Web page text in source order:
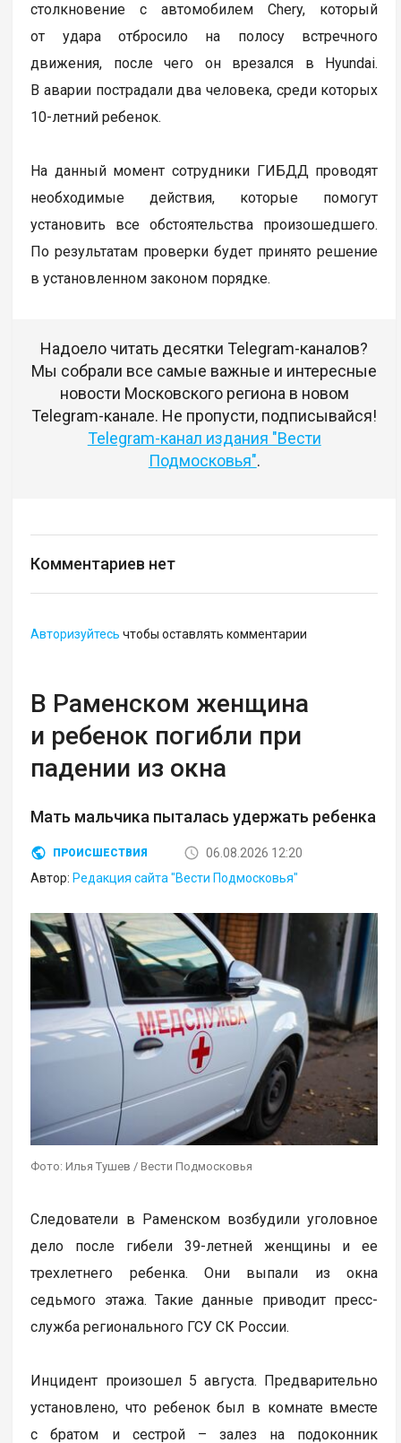
столкновение с автомобилем Chery, который
от удара отбросило на полосу встречного
движения, после чего он врезался в Hyundai.
В аварии пострадали два человека, среди которых
10-летний ребенок.
На данный момент сотрудники ГИБДД проводят
необходимые действия, которые помогут
установить все обстоятельства произошедшего.
По результатам проверки будет принято решение
в установленном законом порядке.
Надоело читать десятки Telegram-каналов?
Мы собрали все самые важные и интересные
новости Московского региона в новом
Telegram-канале. Не пропусти, подписывайся!
Telegram-канал издания "Вести
Подмосковья".
Комментариев нет
Авторизуйтесь чтобы оставлять комментарии
В Раменском женщина
и ребенок погибли при
падении из окна
Мать мальчика пыталась удержать ребенка
ПРОИСШЕСТВИЯ
06.08.2026 12:20
Автор: Редакция сайта "Вести Подмосковья"
Фото: Илья Тушев / Вести Подмосковья
Следователи в Раменском возбудили уголовное
дело после гибели 39-летней женщины и ее
трехлетнего ребенка. Они выпали из окна
седьмого этажа. Такие данные приводит пресс-
служба регионального ГСУ СК России.
Инцидент произошел 5 августа. Предварительно
установлено, что ребенок был в комнате вместе
с братом и сестрой – залез на подоконник